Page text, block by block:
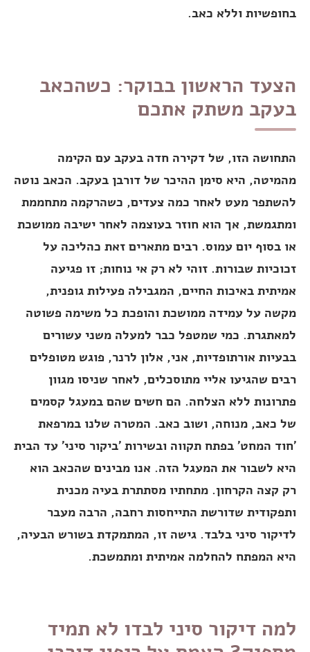
בחופשיות וללא כאב.
הצעד הראשון בבוקר: כשהכאב
בעקב משתק אתכם
התחושה הזו, של דקירה חדה בעקב עם הקימה
מהמיטה, היא סימן ההיכר של דורבן בעקב. הכאב נוטה
להשתפר מעט לאחר כמה צעדים, כשהרקמה מתחממת
ומתגמשת, אך הוא חוזר בעוצמה לאחר ישיבה ממושכת
או בסוף יום עמוס. רבים מתארים זאת כהליכה על
זכוכיות שבורות. זוהי לא רק אי נוחות; זו פגיעה
אמיתית באיכות החיים, המגבילה פעילות גופנית,
מקשה על עמידה ממושכת והופכת כל משימה פשוטה
למאתגרת. כמי שמטפל כבר למעלה משני עשורים
בבעיות אורתופדיות, אני, אלון לרנר, פוגש מטופלים
רבים שהגיעו אליי מתוסכלים, לאחר שניסו מגוון
פתרונות ללא הצלחה. הם חשים שהם במעגל קסמים
של כאב, מנוחה, ושוב כאב. המטרה שלנו במרפאת
'חוד המחט' בפתח תקווה ובשירות 'ביקור סיני' עד הבית
היא לשבור את המעגל הזה. אנו מבינים שהכאב הוא
רק קצה הקרחון. מתחתיו מסתתרת בעיה מכנית
ותפקודית שדורשת התייחסות רחבה, הרבה מעבר
לדיקור סיני בלבד. גישה זו, המתמקדת בשורש הבעיה,
היא המפתח להחלמה אמיתית ומתמשכת.
למה דיקור סיני לבדו לא תמיד